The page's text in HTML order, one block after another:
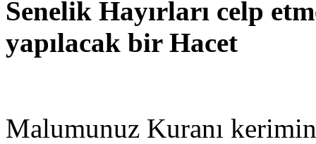
Senelik Hayırları celp
yapılacak bir Hacet
Malumunuz Kuranı